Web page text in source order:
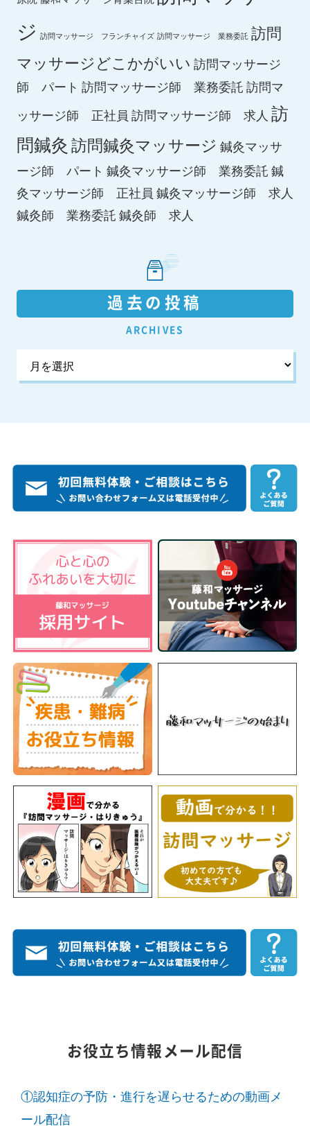
ジ 訪問マッサージ フランチャイズ 訪問マッサージ 業務委託 訪問
マッサージどこかがいい 訪問マッサージ
師 パート 訪問マッサージ師 業務委託 訪問マ
ッサージ師 正社員 訪問マッサージ師 求人 訪
問鍼灸 訪問鍼灸マッサージ 鍼灸マッサ
ージ師 パート 鍼灸マッサージ師 業務委託 鍼
灸マッサージ師 正社員 鍼灸マッサージ師 求人
鍼灸師 業務委託 鍼灸師 求人
過去の投稿
ARCHIVES
お役立ち情報メール配信
①認知症の予防・進行を遅らせるための動画メ
ール配信